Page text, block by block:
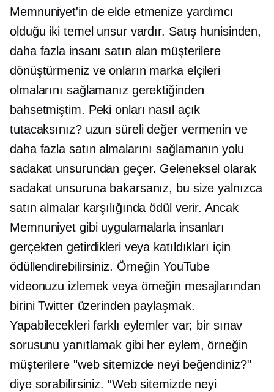
Memnuniyet'in de elde etmenize yardımcı
olduğu iki temel unsur vardır. Satış hunisinden,
daha fazla insanı satın alan müşterilere
dönüştürmeniz ve onların marka elçileri
olmalarını sağlamanız gerektiğinden
bahsetmiştim. Peki onları nasıl açık
tutacaksınız? uzun sürelideğer vermenin ve
daha fazla satın almalarını sağlamanın yolu
sadakat unsurundan geçer. Geleneksel olarak
sadakat unsuruna bakarsanız, bu size yalnızca
satın almalar karşılığında ödül verir. Ancak
Memnuniyet gibi uygulamalarla insanları
gerçekten getirdikleri veya katıldıkları için
ödüllendirebilirsiniz. Örneğin YouTube
videonuzu izlemek veya örneğin mesajlarından
birini Twitter üzerinden paylaşmak.
Yapabilecekleri farklı eylemler var; bir sınav
sorusunu yanıtlamak gibi her eylem, örneğin
müşterilere "web sitemizde neyi beğendiniz?"
diye sorabilirsiniz. “Web sitemizde neyi